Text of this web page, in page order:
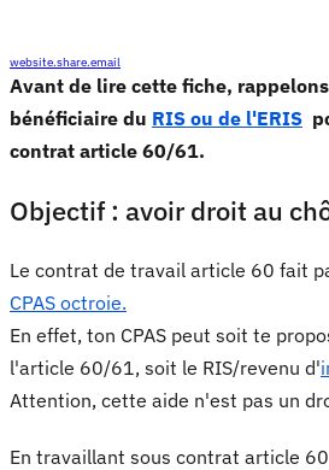
website.share.email
Avant de lire cette fiche,
bénéficiaire du RIS ou de l'ERIS
contrat article 60/61.
Objectif : avoir droit au
Le contrat de travail article 60 fait
CPAS octroie.
En effet, ton CPAS peut soit te
l'article 60/61, soit le RIS/revenu d'
Attention, cette aide n'est pas un
En travaillant sous contrat article